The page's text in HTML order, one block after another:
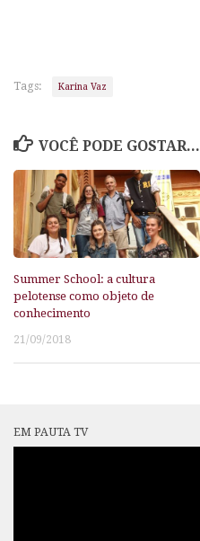
Tags: Karina Vaz
VOCÊ PODE GOSTAR...
Summer School: a cultura
pelotense como objeto de
conhecimento
21/09/2018
EM PAUTA TV